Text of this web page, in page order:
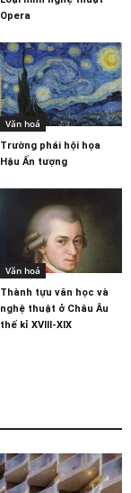
Opera
Văn hoá
Trường phái hội họa
Hậu Ấn tượng
Văn hoá
Thành tựu văn học và
nghệ thuật ở Châu Âu
thế kỉ XVIII-XIX